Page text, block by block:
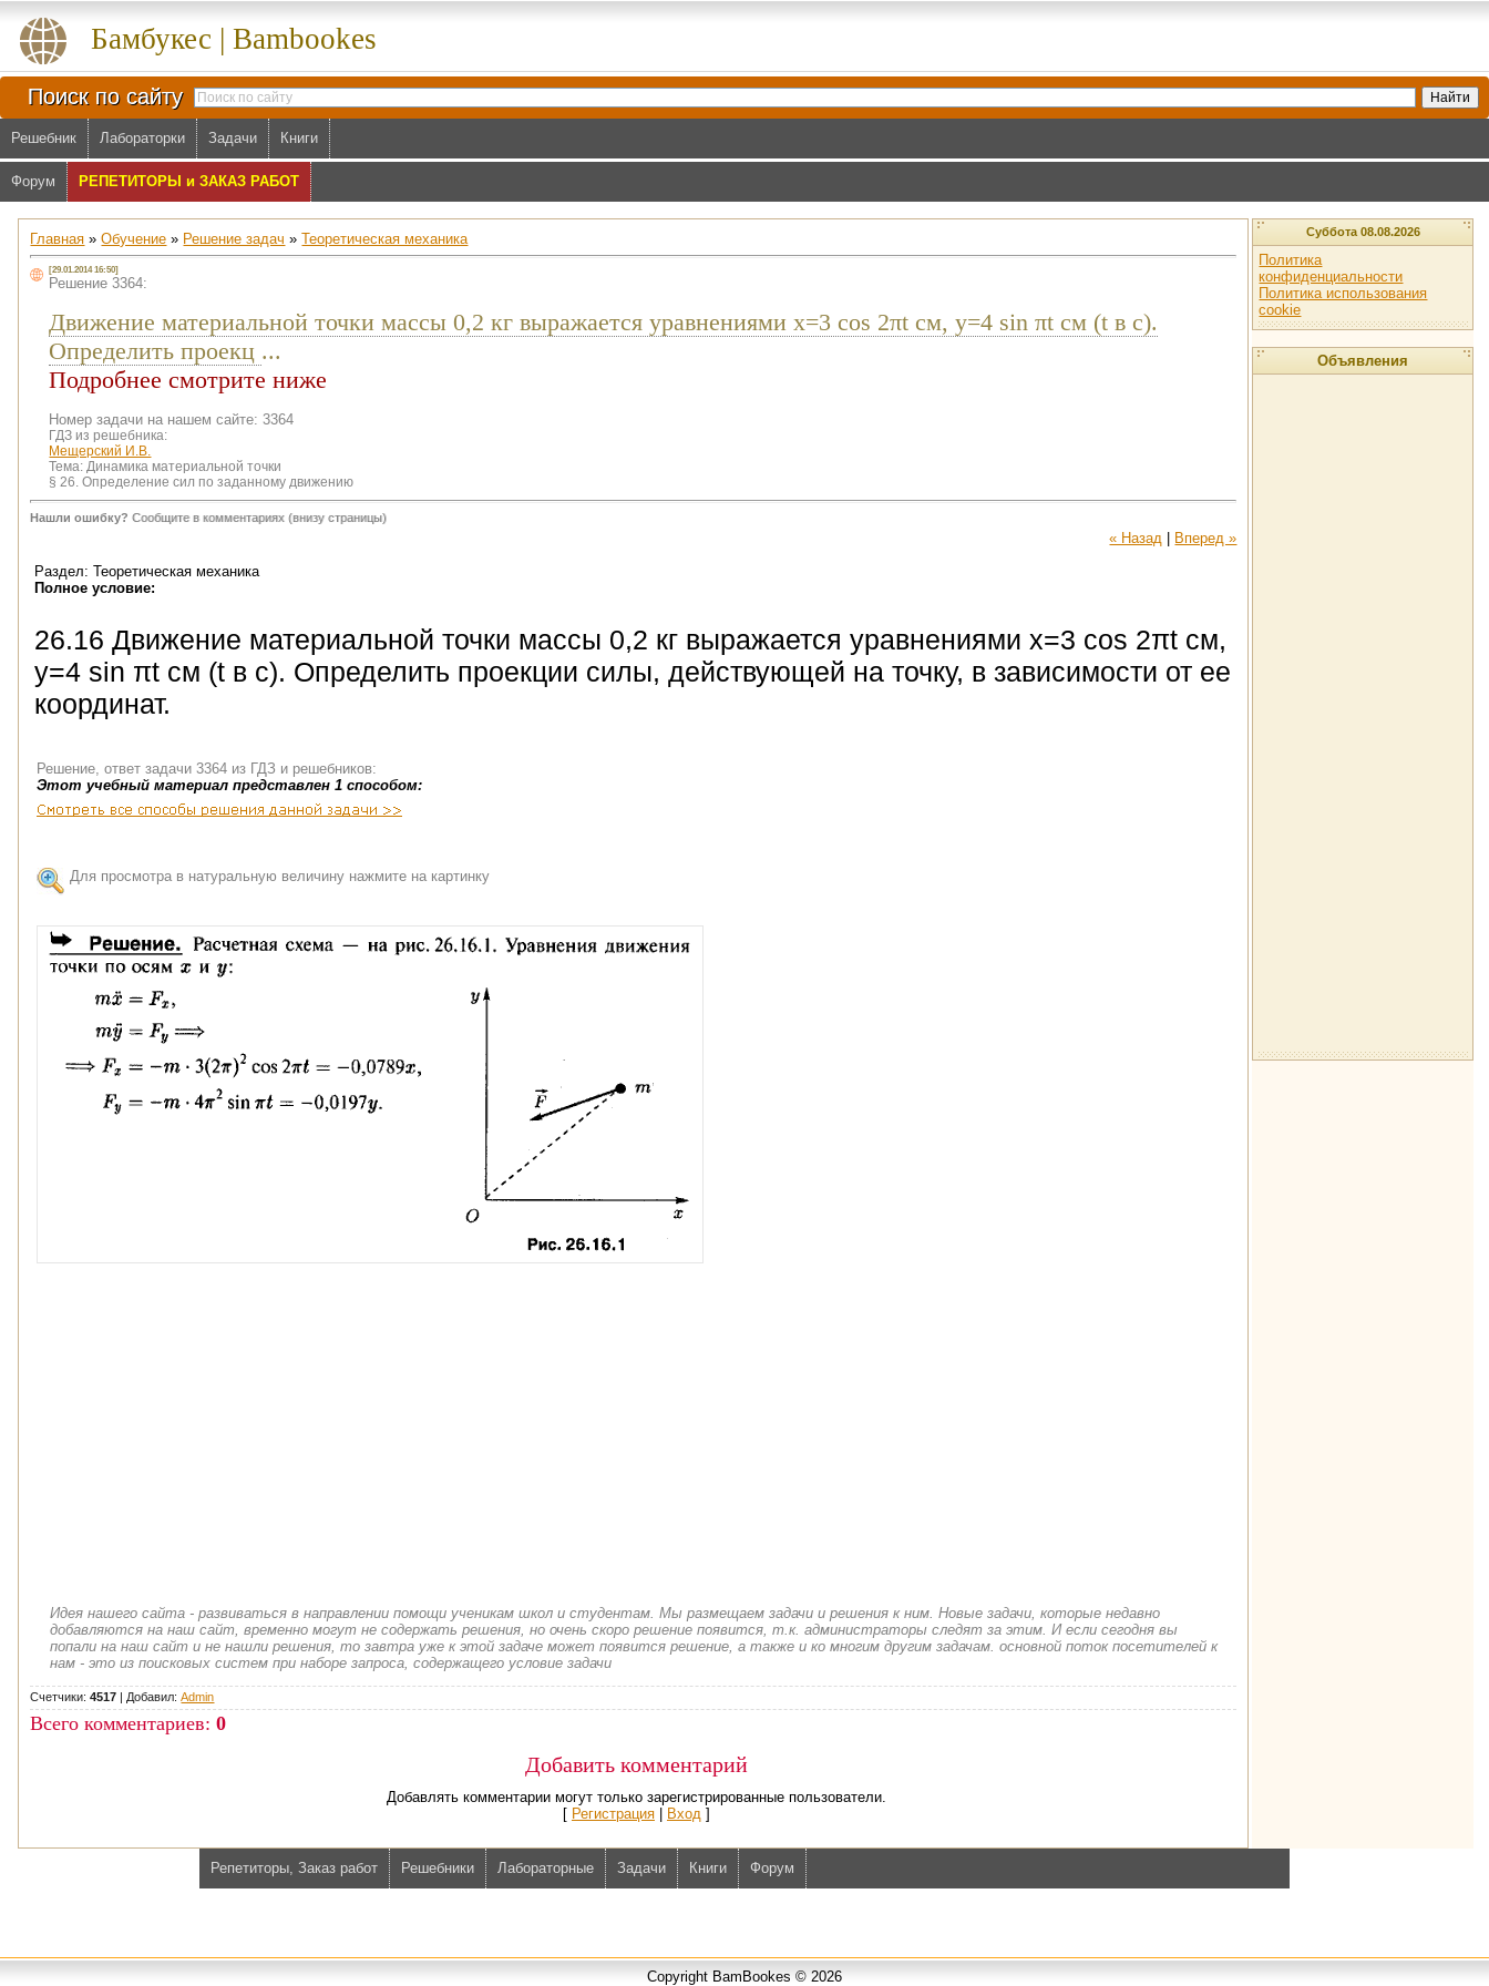
Бамбукес | Bambookes
Поиск по сайту
Решебник Лабораторки Задачи Книги
Форум РЕПЕТИТОРЫ и ЗАКАЗ РАБОТ
Главная »Обучение » Решение задач »Теоретическая механика
[29.01.2014 16:50]
Решение 3364:
Движение материальной точки массы 0,2 кг выражается уравнениями x=3 cos 2πt см, y=4 sin πt см (t в с).
Определить проекц ...
Подробнее смотрите ниже
Номер задачи на нашем сайте: 3364
ГДЗ из решебника:
Мещерский И.В.
Тема: Динамика материальной точки
§ 26. Определение сил по заданному движению
Нашли ошибку? Сообщите в комментариях (внизу страницы)
« Назад
Вперед »
Раздел: Теоретическая механика
Полное условие:
26.16 Движение материальной точки массы 0,2 кг выражается уравнениями x=3 cos 2πt см,
y=4 sin πt см (t в с). Определить проекции силы, действующей на точку, в зависимости от ее
координат.
Решение, ответ задачи 3364 из ГДЗ и решебников:
Этот учебный материал представлен 1 способом:
Для просмотра в натуральную величину нажмите на картинку
Идея нашего сайта - развиваться в направлении помощи ученикам школ и студентам. Мы размещаем задачи и решения к ним. Новые задачи, которые недавно
добавляются на наш сайт, временно могут не содержать решения, но очень скоро решение появится, т.к. администраторы следят за этим. И если сегодня вы
попали на наш сайт и не нашли решения, то завтра уже к этой задаче может появится решение, а также и ко многим другим задачам. основной поток посетителей к
нам - это из поисковых систем при наборе запроса, содержащего условие задачи
Счетчики:4517 | Добавил:Admin
Всего комментариев:0
Добавить комментарий
Добавлять комментарии могут только зарегистрированные пользователи.
[ Регистрация| Вход]
Суббота 08.08.2026
Политика
конфиденциальности
Политика использования
cookie
Объявления
Репетиторы, Заказ работ Решебники Лабораторные Задачи Книги Форум
Copyright BamBookes © 2026